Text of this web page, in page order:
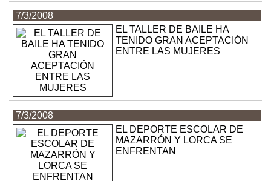
7/3/2008
EL TALLER DE BAILE HA
TENIDO GRAN ACEPTACIÓN
ENTRE LAS MUJERES
7/3/2008
EL DEPORTE ESCOLAR DE
MAZARRÓN Y LORCA SE
ENFRENTAN